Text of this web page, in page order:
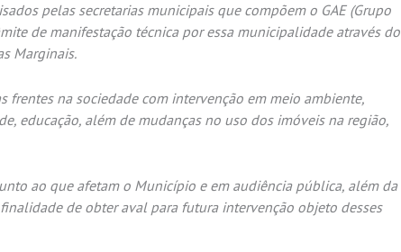
pelas secretarias municipais que compõem o GAE (Grupo
de manifestação técnica por essa municipalidade através do
Marginais.
frentes na sociedade com intervenção em meio ambiente,
educação, além de mudanças no uso dos imóveis na região,
ao que afetam o Município e em audiência pública, além da
de obter aval para futura intervenção objeto desses